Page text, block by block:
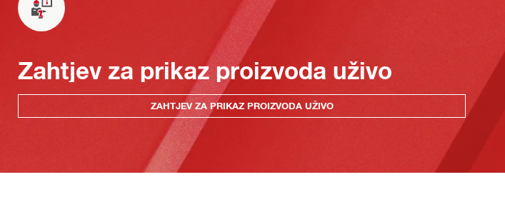
Zahtjev za prikaz proizvoda uživo
ZAHTJEV ZA PRIKAZ PROIZVODA UŽIVO